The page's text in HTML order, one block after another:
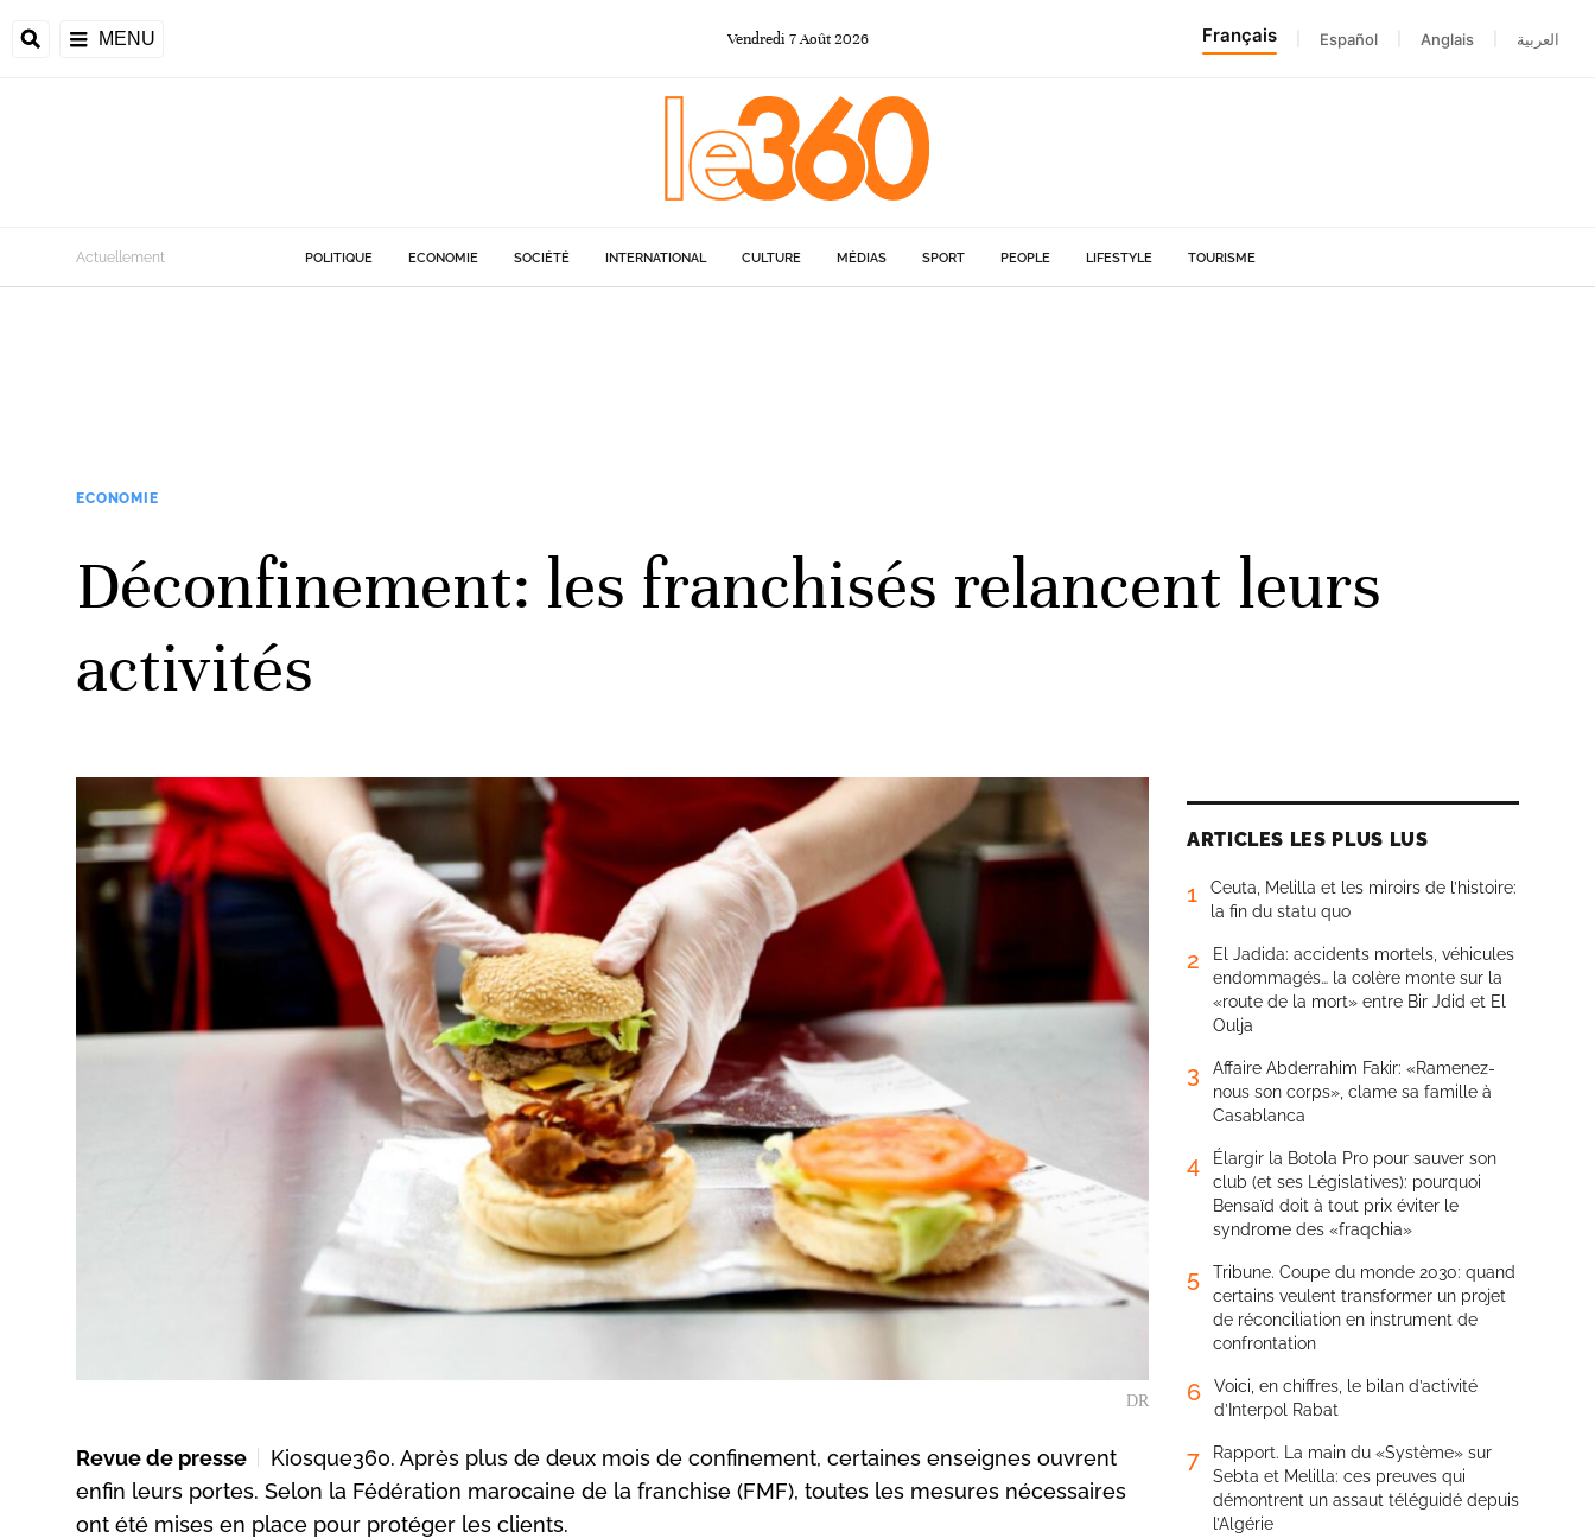
MENU Vendredi 7Août 2026 Français Español Anglais العربية
Actuellement POLITIQUE ECONOMIE SOCIÉTÉ INTERNATIONAL CULTURE MÉDIAS SPORT PEOPLE LIFESTYLE TOURISME
ECONOMIE
Déconfinement: les franchisés relancent leurs
activités
DR
Revue de presse
Kiosque360. Après plus de deux mois de confinement, certaines enseignes ouvrent
enfin leurs portes. Selon la Fédération marocaine de la franchise (FMF), toutes les mesures nécessaires
ont été mises en place pour protéger les clients.
ARTICLES LES PLUS LUS
1
Ceuta, Melilla et les miroirs de l’histoire:
la fin du statu quo
2
El Jadida: accidents mortels, véhicules
endommagés… la colère monte sur la
«route de la mort» entre Bir Jdid et El
Oulja
3
Affaire Abderrahim Fakir: «Ramenez-
nous son corps», clame sa famille à
Casablanca
4
Élargir la Botola Pro pour sauver son
club (et ses Législatives): pourquoi
Bensaïd doit à tout prix éviter le
syndrome des «fraqchia»
5
Tribune. Coupe du monde 2030: quand
certains veulent transformer un projet
de réconciliation en instrument de
confrontation
6
Voici, en chiffres, le bilan d’activité
d’Interpol Rabat
7
Rapport. La main du «Système» sur
Sebta et Melilla: ces preuves qui
démontrent un assaut téléguidé depuis
l’Algérie